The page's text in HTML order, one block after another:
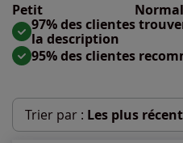
Petit
Taille grand : 2%
97% des clientes
la description
95% des clientes
Trier par : Les plus